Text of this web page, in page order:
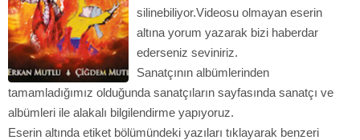
silinebiliyor.Videosu olmayan eserin
altına yorum yazarak bizi haberdar
ederseniz seviniriz.
Sanatçının albümlerinden
tamamladığımız olduğunda sanatçıların sayfasında sanatçı ve
albümleri ile alakalı bilgilendirme yapıyoruz.
Eserin altında etiket bölümündeki yazıları tıklayarak benzeri